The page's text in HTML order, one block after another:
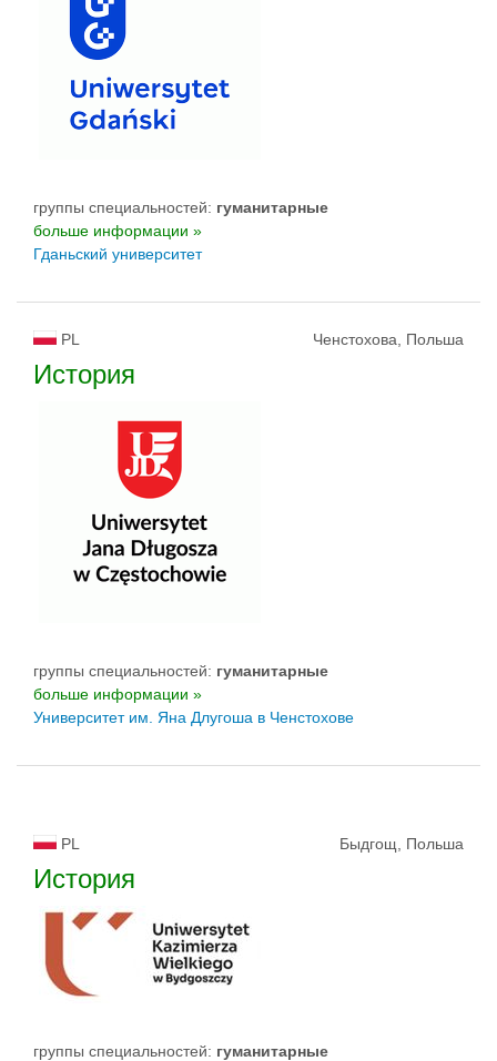
группы специальностей: гуманитарные
больше информации »
Гданьский университет
PL Ченстохова, Польша
История
группы специальностей: гуманитарные
больше информации »
Университет им. Яна Длугоша в Ченстохове
PL Быдгощ, Польша
История
группы специальностей: гуманитарные